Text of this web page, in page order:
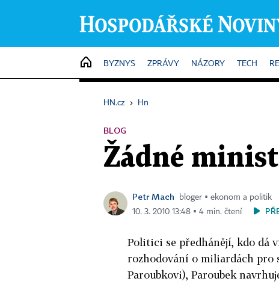
HOME
BYZNYS ZPRÁVY NÁZORY TECH
HN.cz › Hn
BLOG
Žádné
Petr Mach
bloger ▪ ekonom a politik
10. 3. 2010 13:48 ▪ 4 min. čtení
Politici se předhánějí, kdo dá
rozhodování o miliardách pro
Paroubkovi), Paroubek